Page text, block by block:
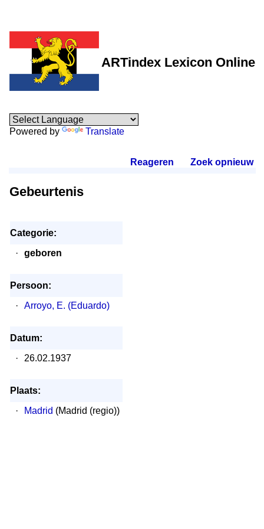
ARTindex Lexicon Online
Powered by Translate
Reageren Zoek opnieuw.
Gebeurtenis
Categorie:
·
geboren
Persoon:
·
Arroyo, E. (Eduardo)
Datum:
·
26.02.1937
Plaats:
·
Madrid (Madrid (regio))